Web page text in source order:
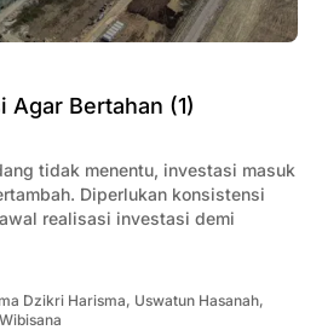
Agar Bertahan (1)
tidak menentu, investasi masuk
Diperlukan konsistensi
realisasi investasi demi
Dzikri Harisma, Uswatun Hasanah,